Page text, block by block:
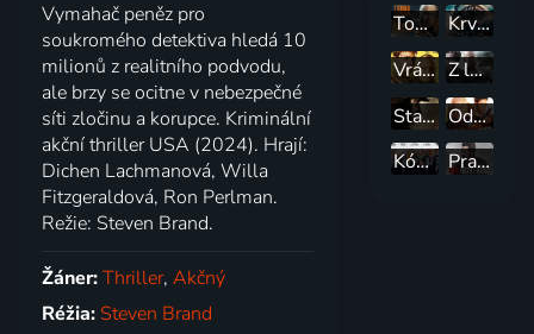
Vymahač peněz pro
soukromého detektiva hledá 10
milionů z realitního podvodu,
ale brzy se ocitne v nebezpečné
síti zločinu a korupce. Kriminální
akční thriller USA (2024). Hrají:
Dichen Lachmanová, Willa
Fitzgeraldová, Ron Perlman.
Režie: Steven Brand.
Žáner:Thriller,Akčný
Réžia: Steven Brand
Touha po vraždě
Krvavá hlubina
Vrátná
Z lovce kořistí
Statečný
Odstřelovač: Zabijákův konec
Kód 355
Pravá ruka pomsty